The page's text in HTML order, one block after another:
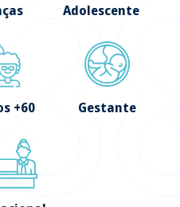
Adolescente
+60 Gestante